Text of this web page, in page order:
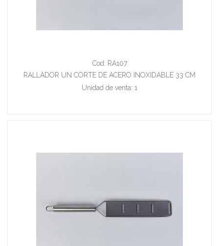
Cod: RA107
RALLADOR UN CORTE DE ACERO INOXIDABLE 33 CM
Unidad de venta: 1